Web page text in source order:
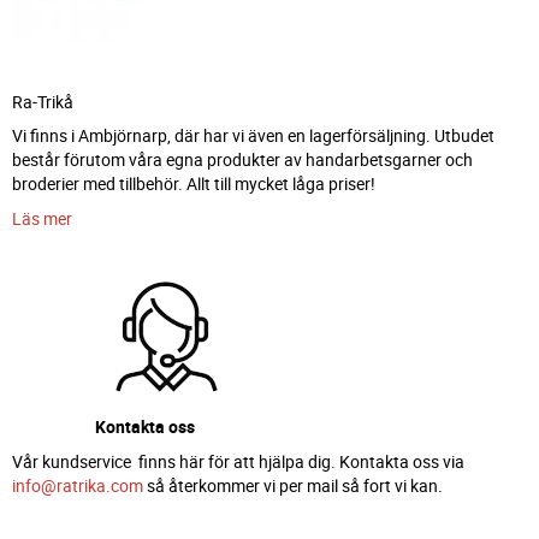
Ra-Trikå
Vi finns i Ambjörnarp, där har vi även en lagerförsäljning. Utbudet
består förutom våra egna produkter av handarbetsgarner och
broderier med tillbehör. Allt till mycket låga priser!
Läs mer
Kontakta oss
Vår kundservice finns här för att hjälpa dig. Kontakta oss via
info@ratrika.comså återkommer vi per mail så fort vi kan.